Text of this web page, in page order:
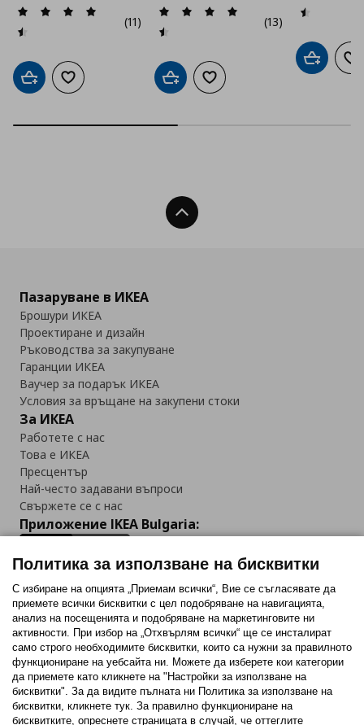
(11)
Добави в кошницата
Добави към списъка с любими
(13)
Добави в кошницата
Добави към списъка с
Добави
Нагоре
Пазаруване в ИКЕА
Брошури ИКЕА
Проектиране и дизайн
Ръководства за закупуване
Гаранции ИКЕА
Ваучер за подарък ИКЕА
Условия за връщане на закупени стоки
За ИКЕА
Работете с нас
Това е ИКЕА
Пресцентър
Най-често задавани въпроси
Свържете се с нас
Приложение IKEA Bulgaria:
Последвайте ни:
FacebookTwitterYoutubePinterestInstagram
Политика за използване на бисквитки
С избиране на опцията „Приемам всички“, Вие се съгласявате да
приемете всички бисквитки с цел подобряване на навигацията,
анализ на посещенията и подобряване на маркетинговите ни
активности. При избор на „Отхвърлям всички“ ще се инсталират
само строго необходимитe бисквитки, които са нужни за правилното
функциониране на уебсайта ни. Можете да изберете кои категории
да приемете като кликнете на "Настройки за използване на
бисквитки". За да видите пълната ни Политика за използване на
бисквитки, кликнете тук. За правилно функциониране на
бисквитките, опреснете страницата в случай, че оттеглите